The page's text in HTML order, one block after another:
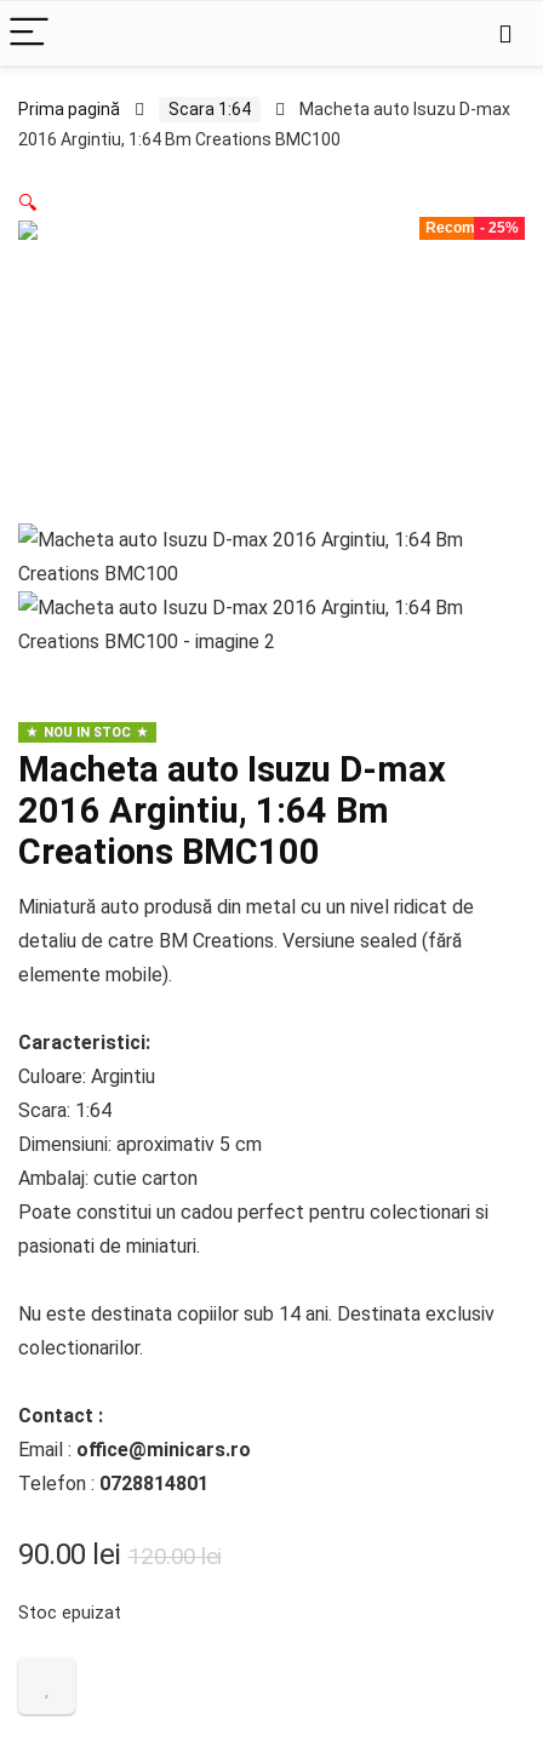
Prima pagină Scara 1:64
Macheta auto Isuzu D-max
2016 Argintiu, 1:64 Bm Creations BMC100
Recomandat!
- 25%
🔍
NOU IN STOC
Macheta auto Isuzu D-max
2016 Argintiu, 1:64 Bm
Creations BMC100
Miniatură auto produsă din metal cu un nivel ridicat de
detaliu de catre BM Creations. Versiune sealed (fără
elemente mobile).
Caracteristici:
Culoare: Argintiu
Scara: 1:64
Dimensiuni: aproximativ 5 cm
Ambalaj: cutie carton
Poate constitui un cadou perfect pentru colectionari si
pasionati de miniaturi.
Nu este destinata copiilor sub 14 ani. Destinata exclusiv
colectionarilor.
Contact :
Email : office@minicars.ro
Telefon : 0728814801
120.00leiPrețul
90.00 lei
Prețul
Stoc epuizat